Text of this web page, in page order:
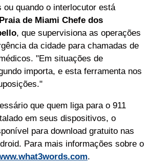
ou quando o interlocutor está
Praia de Miami Chefe dos
, que supervisiona as operações
da cidade para chamadas de
"Em situações de
importa, e esta ferramenta nos
que quem liga para o 911
em seus dispositivos, o
para download gratuito nas
Para mais informações sobre o
.